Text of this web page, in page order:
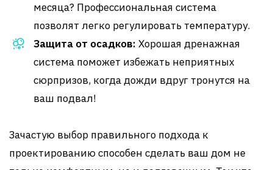
месяца? Профессиональная система
позволят легко регулировать температуру.
Защита от осадков: Хорошая дренажная
система поможет избежать неприятных
сюрпризов, когда дожди вдруг тронутся на
ваш подвал!
Зачастую выбор правильного подхода к
проектированию способен сделать ваш дом не